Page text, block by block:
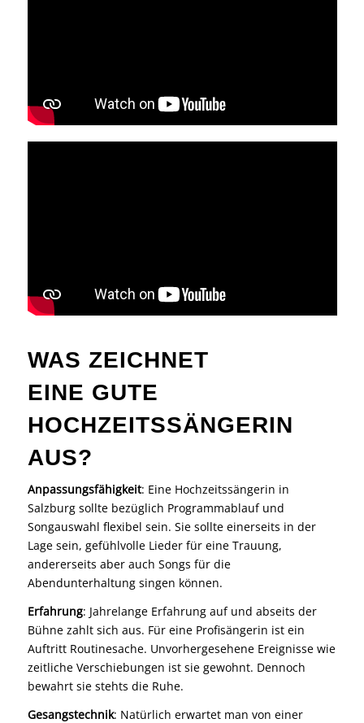
WAS ZEICHNET
EINE GUTE
HOCHZEITSSÄNGERIN
AUS?
Anpassungsfähigkeit: Eine Hochzeitssängerin in
Salzburg sollte bezüglich Programmablauf und
Songauswahl flexibel sein. Sie sollte einerseits in der
Lage sein, gefühlvolle Lieder für eine Trauung,
andererseits aber auch Songs für die
Abendunterhaltung singen können.
Erfahrung: Jahrelange Erfahrung auf und abseits der
Bühne zahlt sich aus. Für eine Profisängerin ist ein
Auftritt Routinesache. Unvorhergesehene Ereignisse wie
zeitliche Verschiebungen ist sie gewohnt. Dennoch
bewahrt sie stehts die Ruhe.
Gesangstechnik: Natürlich erwartet man von einer